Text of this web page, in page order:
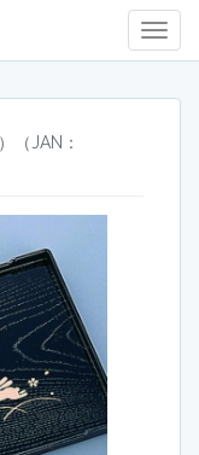
（JAN：